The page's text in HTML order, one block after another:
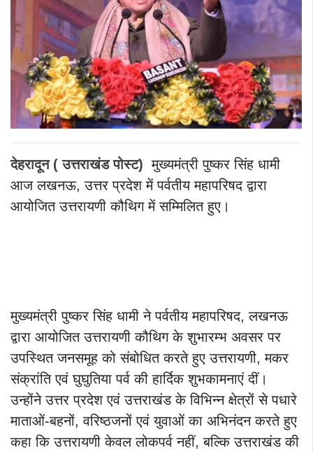
देहरादून ( उत्तराखंड पोस्ट) मुख्यमंत्री पुष्कर सिंह धामी
आज लखनऊ, उत्तर प्रदेश में पर्वतीय महापरिषद द्वारा
आयोजित उत्तरायणी कौथिग में सम्मिलित हुए।
मुख्यमंत्री पुष्कर सिंह धामी ने पर्वतीय महापरिषद, लखनऊ
द्वारा आयोजित उत्तरायणी कौथिग के शुभारम्भ अवसर पर
उपस्थित जनसमूह को संबोधित करते हुए उत्तरायणी, मकर
संक्रांति एवं घुघुतिया पर्व की हार्दिक शुभकामनाएं दीं।
उन्होंने उत्तर प्रदेश एवं उत्तराखंड के विभिन्न क्षेत्रों से पधारे
माताओं-बहनों, वरिष्ठजनों एवं युवाओं का अभिनंदन करते हुए
कहा कि उत्तरायणी केवल लोकपर्व नहीं, बल्कि उत्तराखंड की